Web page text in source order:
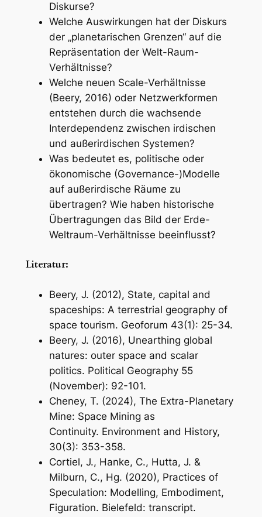
Diskurse?
Welche Auswirkungen hat der Diskurs
der „planetarischen Grenzen“ auf die
Repräsentation der Welt-Raum-
Verhältnisse?
Welche neuen Scale-Verhältnisse
(Beery, 2016) oder Netzwerkformen
entstehen durch die wachsende
Interdependenz zwischen irdischen
und außerirdischen Systemen?
Was bedeutet es, politische oder
ökonomische (Governance-)Modelle
auf außerirdische Räume zu
übertragen? Wie haben historische
Übertragungen das Bild der Erde-
Weltraum-Verhältnisse beeinflusst?
Literatur:
Beery, J. (2012), State, capital and
spaceships: A terrestrial geography of
space tourism. Geoforum 43(1): 25-34.
Beery, J. (2016), Unearthing global
natures: outer space and scalar
politics. Political Geography55
(November): 92-101.
Cheney, T. (2024), The Extra-Planetary
Mine: Space Mining as
Continuity. Environment and History,
30(3): 353-358.
Cortiel, J., Hanke, C., Hutta, J. &
Milburn, C., Hg. (2020), Practices of
Speculation: Modelling, Embodiment,
Figuration. Bielefeld: transcript.